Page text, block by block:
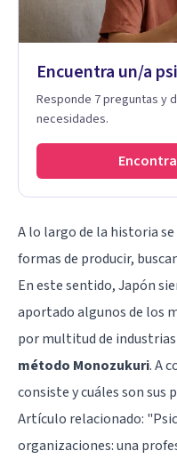
Encuentra un/a
Responde 7 preguntas y
necesidades.
A lo largo de la historia
formas de producir,
En este sentido, Japón
aportado algunos de los
por multitud de
método Monozukuri. A
consiste y cuáles son sus
Artículo relacionado:
organizaciones: una